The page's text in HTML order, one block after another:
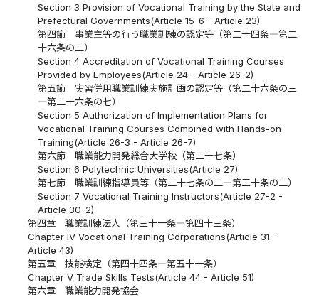
Section 3 Provision of Vocational Training by the State and
Prefectural Governments(Article 15-6 - Article 23)
第四節 事業主等の行う職業訓練の認定等（第二十四条―第二
十六条の二）
Section 4 Accreditation of Vocational Training Courses
Provided by Employees(Article 24 - Article 26-2)
第五節 実習併用職業訓練実施計画の認定等（第二十六条の三
―第二十六条の七）
Section 5 Authorization of Implementation Plans for
Vocational Training Courses Combined with Hands-on
Training(Article 26-3 - Article 26-7)
第六節 職業能力開発総合大学校（第二十七条）
Section 6 Polytechnic Universities(Article 27)
第七節 職業訓練指導員等（第二十七条の二―第三十条の二）
Section 7 Vocational Training Instructors(Article 27-2 -
Article 30-2)
第四章 職業訓練法人（第三十一条―第四十三条）
Chapter IV Vocational Training Corporations(Article 31 -
Article 43)
第五章 技能検定（第四十四条―第五十一条）
Chapter V Trade Skills Tests(Article 44 - Article 51)
第六章 職業能力開発協会